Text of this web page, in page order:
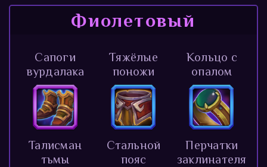
Фиолетовый
Сапоги
вурдалака
Тяжёлые
поножи
Кольцо с
опалом
Талисман
тьмы
Стальной
пояс
Перчатки
заклинателя